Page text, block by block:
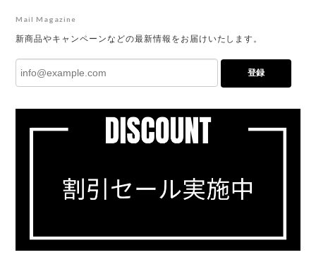
Mail Magazine
新商品やキャンペーンなどの最新情報をお届けいたします。
登録